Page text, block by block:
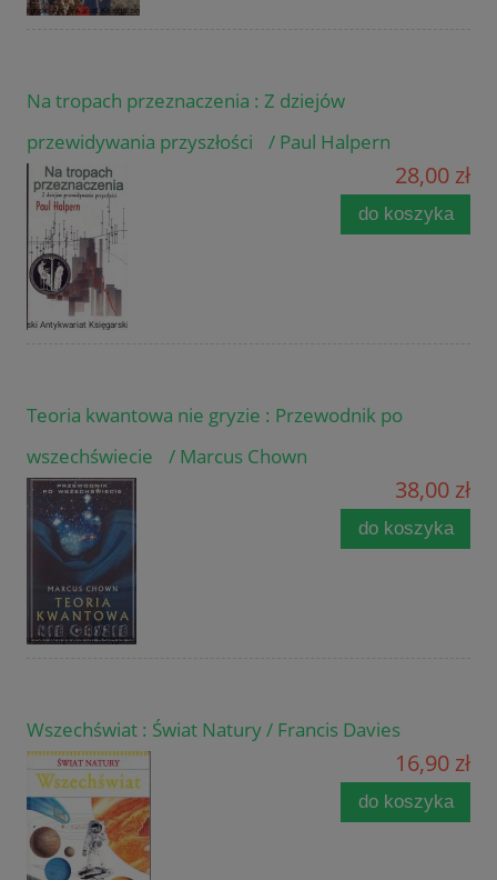
Na tropach przeznaczenia : Z dziejów
przewidywania przyszłości / Paul Halpern
28,00 zł
do koszyka
Teoria kwantowa nie gryzie : Przewodnik po
wszechświecie / Marcus Chown
38,00 zł
do koszyka
Wszechświat : Świat Natury / Francis Davies
16,90 zł
do koszyka